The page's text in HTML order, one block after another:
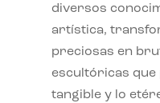
diversos
artística,
preciosas en
escultóricas
tangible y lo